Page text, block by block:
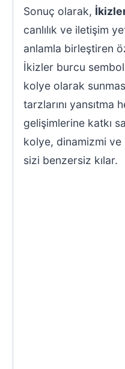
Sonuç olarak,
canlılık ve iletişim
anlamla birleştiren
İkizler burcu
kolye olarak
tarzlarını yansıtma
gelişimlerine katkı
kolye, dinamizmi ve
sizi benzersiz kılar.